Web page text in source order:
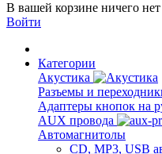
В вашей корзине ничего нет
Войти
Категории
Акустика
Разъемы и
Адаптеры кнопок на
AUX провода
Автомагнитолы
CD, MP3, USB